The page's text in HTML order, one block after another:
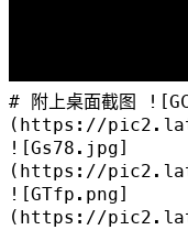
# 附上桌面截图
(https://
![Gs78.jpg]
(https://
![GTfp.png]
(https://